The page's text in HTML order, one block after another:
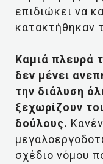
επιδιώκει να
κατακτήθηκαν
Καμιά πλευρά
δεν μένει
την διάλυση
ξεχωρίζουν
δούλους.
σχέδιο νόμου